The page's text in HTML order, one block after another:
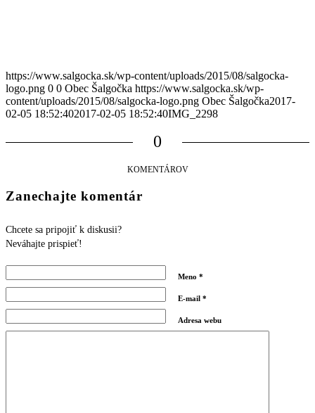
https://www.salgocka.sk/wp-content/uploads/2015/08/salgocka-
logo.png 0 0 Obec Šalgočka https://www.salgocka.sk/wp-
content/uploads/2015/08/salgocka-logo.png Obec Šalgočka2017-
02-05 18:52:402017-02-05 18:52:40IMG_2298
0
KOMENTÁROV
Zanechajte komentár
Chcete sa pripojiť k diskusii?
Neváhajte prispieť!
Meno *
E-mail *
Adresa webu